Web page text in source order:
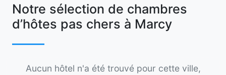
Notre sélection de chambres
d’hôtes pas chers à Marcy
Aucun hôtel n'a été trouvé pour cette ville,